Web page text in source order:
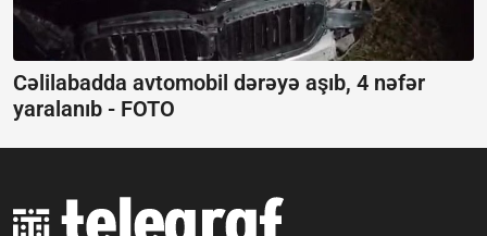
Cəlilabadda avtomobil dərəyə aşıb, 4 nəfər
yaralanıb - FOTO